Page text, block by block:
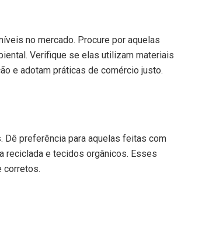
no mercado. Procure por aquelas
Verifique se elas utilizam materiais
e adotam práticas de comércio justo.
preferência para aquelas feitas com
reciclada e tecidos orgânicos. Esses
corretos.